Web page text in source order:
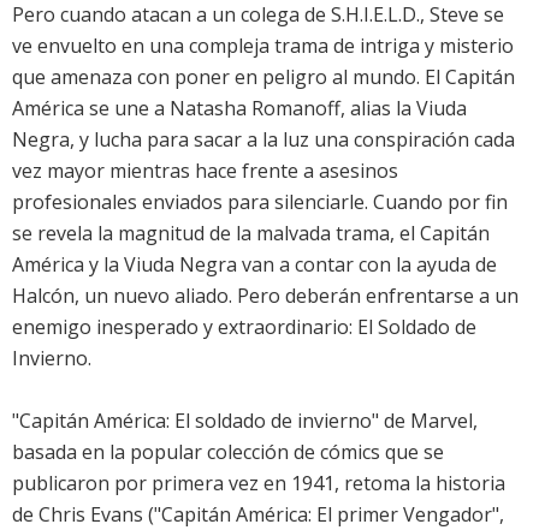
Pero cuando atacan a un colega de S.H.I.E.L.D., Steve se
ve envuelto en una compleja trama de intriga y misterio
que amenaza con poner en peligro al mundo. El Capitán
América se une a Natasha Romanoff, alias la Viuda
Negra, y lucha para sacar a la luz una conspiración cada
vez mayor mientras hace frente a asesinos
profesionales enviados para silenciarle. Cuando por fin
se revela la magnitud de la malvada trama, el Capitán
América y la Viuda Negra van a contar con la ayuda de
Halcón, un nuevo aliado. Pero deberán enfrentarse a un
enemigo inesperado y extraordinario: El Soldado de
Invierno.
"Capitán América: El soldado de invierno" de Marvel,
basada en la popular colección de cómics que se
publicaron por primera vez en 1941, retoma la historia
de Chris Evans ("Capitán América: El primer Vengador",